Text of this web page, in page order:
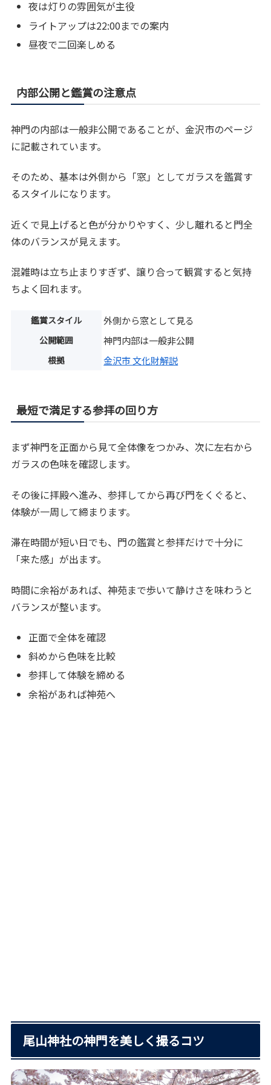
夜は灯りの雰囲気が主役
ライトアップは22:00までの案内
昼夜で二回楽しめる
内部公開と鑑賞の注意点
神門の内部は一般非公開であることが、金沢市のページ
に記載されています。
そのため、基本は外側から「窓」としてガラスを鑑賞す
るスタイルになります。
近くで見上げると色が分かりやすく、少し離れると門全
体のバランスが見えます。
混雑時は立ち止まりすぎず、譲り合って観賞すると気持
ちよく回れます。
鑑賞スタイル 外側から窓として見る
公開範囲 神門内部は一般非公開
根拠 金沢市 文化財解説
最短で満足する参拝の回り方
まず神門を正面から見て全体像をつかみ、次に左右から
ガラスの色味を確認します。
その後に拝殿へ進み、参拝してから再び門をくぐると、
体験が一周して締まります。
滞在時間が短い日でも、門の鑑賞と参拝だけで十分に
「来た感」が出ます。
時間に余裕があれば、神苑まで歩いて静けさを味わうと
バランスが整います。
正面で全体を確認
斜めから色味を比較
参拝して体験を締める
余裕があれば神苑へ
尾山神社の神門を美しく撮るコツ